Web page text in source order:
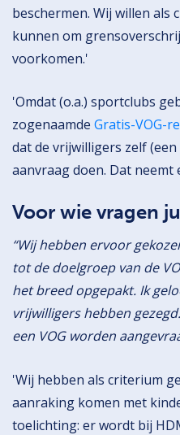
beschermen. Wij willen als
kunnen om
voorkomen.'
'Omdat (o.a.) sportclubs
zogenaamde Gratis-VOG-
dat de vrijwilligers zelf
aanvraag doen. Dat neemt
Voor wie vragen
“Wij hebben ervoor
tot de doelgroep van de
het breed opgepakt. Ik
vrijwilligers hebben
een VOG worden
'Wij hebben als criterium
aanraking komen met
toelichting: er wordt bij